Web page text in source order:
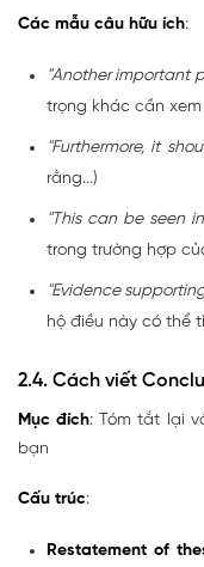
Các mẫu câu hữu ích:
"Another important
trọng khác cần xem
"Furthermore, it
rằng...)
"This can be seen
trong trường hợp
"Evidence
hộ điều này có thể
2.4. Cách viết
Mục đích: Tóm tắt lại
bạn
Cấu trúc:
Restatement of